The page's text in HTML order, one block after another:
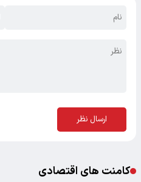
ارسال نظر
کامنت های اقتصادی